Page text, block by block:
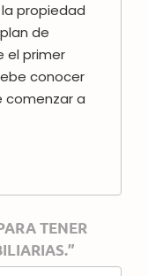
propiedad
de
el primer
conocer
comenzar a
TENER